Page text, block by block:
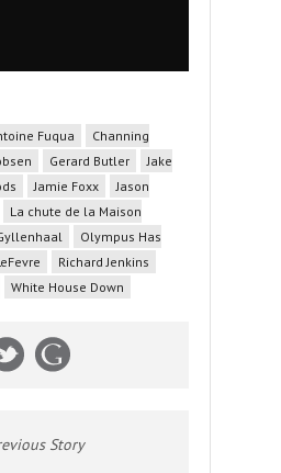
Fuqua
Channing
Gerard Butler
Jake
Jamie Foxx
Jason
La chute de la Maison
Olympus Has
Richard Jenkins
White House Down
Story